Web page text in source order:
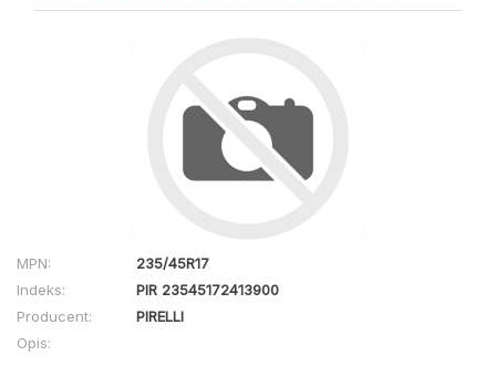
MPN:
235/45R17
Indeks:
PIR 23545172413900
Producent:
PIRELLI
Opis: